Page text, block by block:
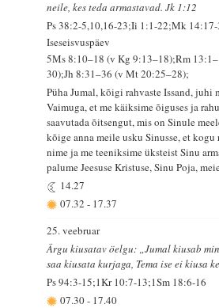
neile, kes teda armastavad. Jk 1:12
Ps 38:2-5,10,16-23;Ii 1:1-22;Mk 14:17-
Iseseisvuspäev
5Ms 8:10–18 (v Kg 9:13–18);Rm
30);Jh 8:31–36 (v Mt 20:25–28);
Püha Jumal, kõigi rahvaste Issand, juhi
Vaimuga, et me käiksime õiguses ja
saavutada õitsengut, mis on Sinule
kõige anna meile usku Sinusse, et kogu
nime ja me teeniksime üksteist Sinu
palume Jeesuse Kristuse, Sinu Poja,
14.27
07.32- 17.37
25. veebruar
Ärgu kiusatav öelgu: „Jumal kiusab
saa kiusata kurjaga, Tema ise ei kiusa
Ps 94:3-15;1Kr 10:7-13;1Sm 18:6-16
07.30- 17.40